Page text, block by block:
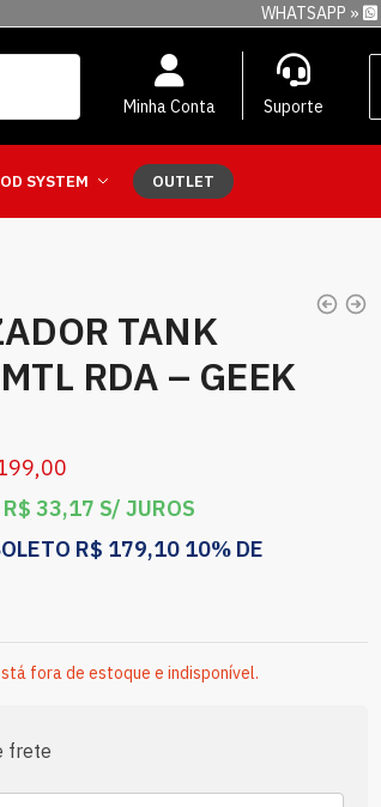
WHATSAPP »
Minha Conta Suporte
SYSTEM OUTLET
TANK
RDA – GEEK
R$ 33,17 S/ JUROS
R$ 179,10 10% DE
fora de estoque e indisponível.
frete